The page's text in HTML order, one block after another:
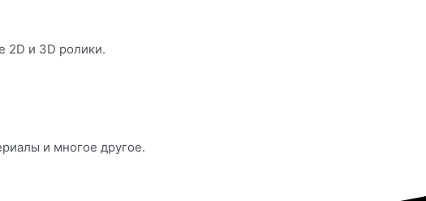
2D и 3D ролики.
и многое другое.